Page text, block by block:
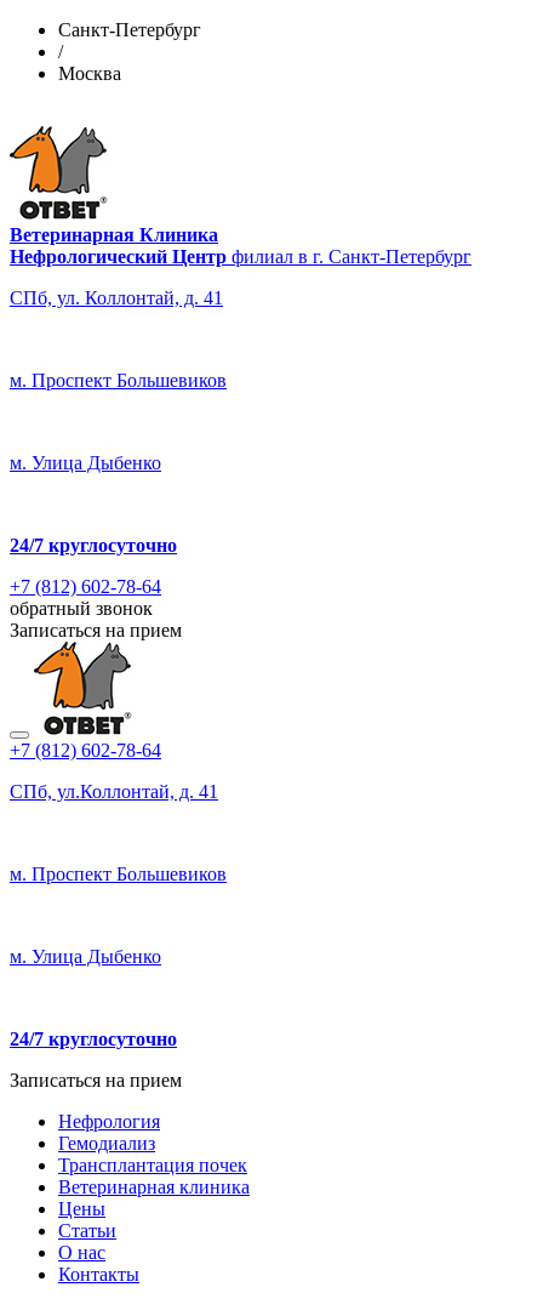
Санкт-Петербург
/
Москва
Ветеринарная Клиника
Нефрологический Центр филиал в г. Санкт-Петербург
СПб, ул. Коллонтай, д. 41
м. Проспект Большевиков
м. Улица Дыбенко
24/7 круглосуточно
+7 (812) 602-78-64
обратный звонок
Записаться на прием
+7 (812) 602-78-64
СПб, ул.Коллонтай, д. 41
м. Проспект Большевиков
м. Улица Дыбенко
24/7 круглосуточно
Записаться на прием
Нефрология
Гемодиализ
Трансплантация почек
Ветеринарная клиника
Цены
Статьи
О нас
Контакты